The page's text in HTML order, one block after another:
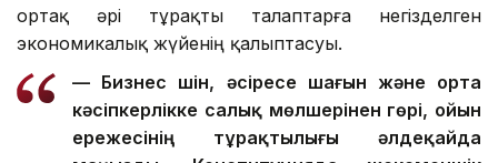
ортақ әрі тұрақты талаптарға негізделген
экономикалық жүйенің қалыптасуы.
— Бизнес үшін, әсіресе шағын және орта
кәсіпкерлікке салық мөлшерінен гөрі, ойын
ережесінің тұрақтылығы әлдеқайда